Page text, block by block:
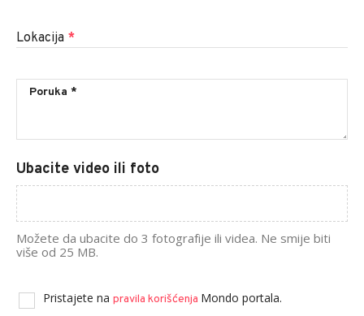
Lokacija *
Ubacite video ili foto
Možete da ubacite do 3 fotografije ili videa. Ne smije biti
više od 25 MB.
Pristajete na pravila korišćenja Mondo portala.